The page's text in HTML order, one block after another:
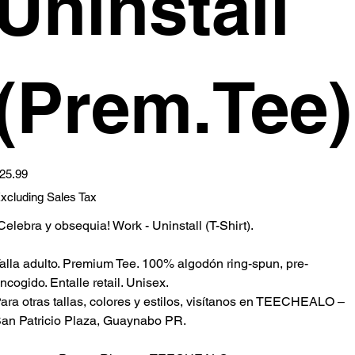
Sales Tax
y obsequia! Work - Uninstall (T-Shirt).
adulto. Premium Tee. 100% algodón ring-spun, pre-
Entalle retail. Unisex.
otras tallas, colores y estilos, visítanos en TEECHEALO –
Patricio Plaza, Guaynabo PR.